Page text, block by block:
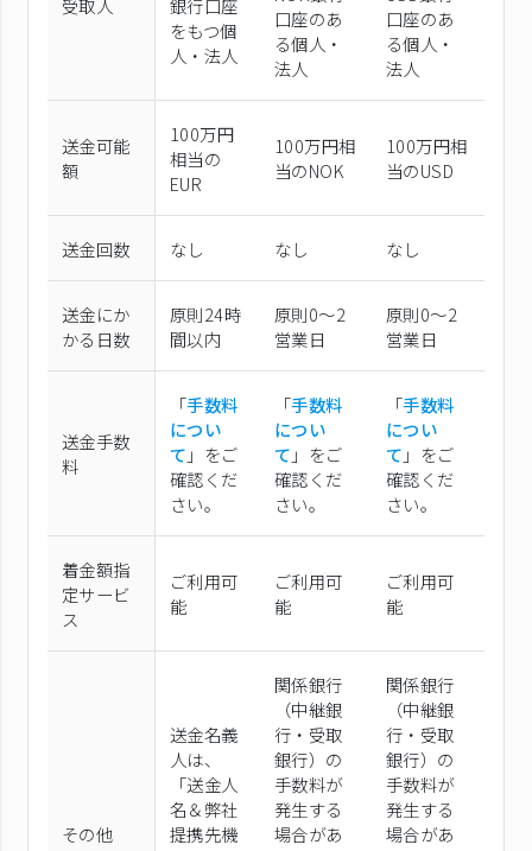
をもつ個
人・法人
口座のあ
る個人・
法人
口座のあ
る個人・
法人
送金可能
額
100万円
相当の
EUR
100万円相
当のNOK
100万円相
当のUSD
送金回数 なし なし なし
送金にか
かる日数
原則24時
間以内
原則0〜2
営業日
原則0〜2
営業日
送金手数
料
「手数料
につい
て 」をご
確認くだ
さい。
「手数料
につい
て 」をご
確認くだ
さい。
「手数料
につい
て 」をご
確認くだ
さい。
着金額指
定サービ
ス
ご利用可
能
ご利用可
能
ご利用可
能
その他
送金名義
人は、
「送金人
名＆弊社
提携先機
関係銀行
（中継銀
行・受取
銀行）の
手数料が
発生する
場合があ
関係銀行
（中継銀
行・受取
銀行）の
手数料が
発生する
場合があ